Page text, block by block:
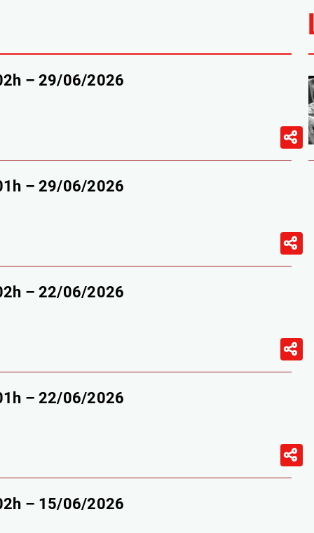
– 29/06/2026
– 29/06/2026
– 22/06/2026
– 22/06/2026
– 15/06/2026